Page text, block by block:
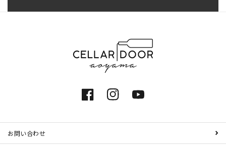
FacebookInstagramYouTube
お問い合わせ